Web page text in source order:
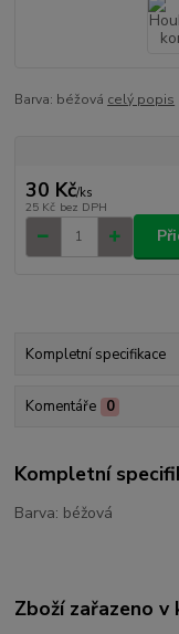
Barva: béžová celý popis
30 Kč/ks
25 Kč bez DPH
Kompletní specifikace
Komentáře 0
Kompletní
Barva: béžová
Zboží zařazeno v